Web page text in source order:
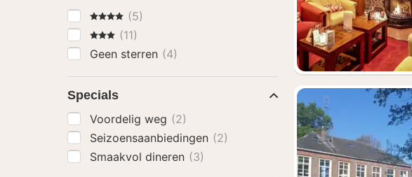
4 Sterren
(5)
3 Sterren
(11)
Geen sterren (4)
Specials
Voordelig weg (2)
Seizoensaanbiedingen (2)
Smaakvol dineren (3)